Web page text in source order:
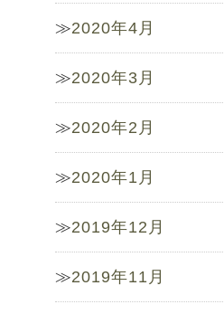
2020年4月
2020年3月
2020年2月
2020年1月
2019年12月
2019年11月